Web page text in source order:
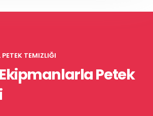
TEMIZLIĞI
Petek